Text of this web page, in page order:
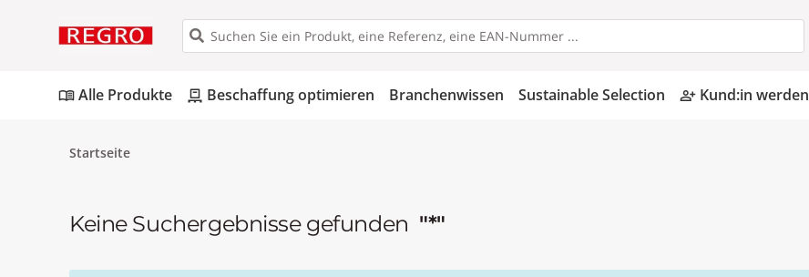
menu_bookAlle Produkte pallet Beschaffung optimieren Branchenwissen Sustainable Selection person_add_alt Kund:in werden
Startseite
Keine Suchergebnisse gefunden "*"